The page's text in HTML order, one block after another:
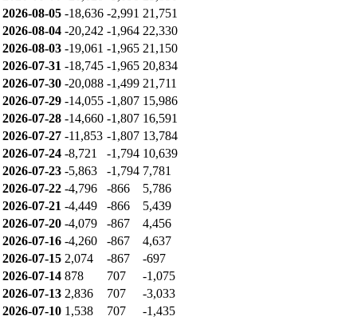
2026-08-05 -18,636 -2,991 21,751
2026-08-04 -20,242 -1,964 22,330
2026-08-03 -19,061 -1,965 21,150
2026-07-31 -18,745 -1,965 20,834
2026-07-30 -20,088 -1,499 21,711
2026-07-29 -14,055 -1,807 15,986
2026-07-28 -14,660 -1,807 16,591
2026-07-27 -11,853 -1,807 13,784
2026-07-24 -8,721 -1,794 10,639
2026-07-23 -5,863 -1,794 7,781
2026-07-22 -4,796 -866
5,786
2026-07-21 -4,449 -866
5,439
2026-07-20 -4,079 -867
4,456
2026-07-16 -4,260 -867
4,637
2026-07-15 2,074 -867
-697
2026-07-14 878 707
-1,075
2026-07-13 2,836 707
-3,033
2026-07-10 1,538 707
-1,435